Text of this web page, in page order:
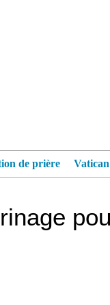
de prière